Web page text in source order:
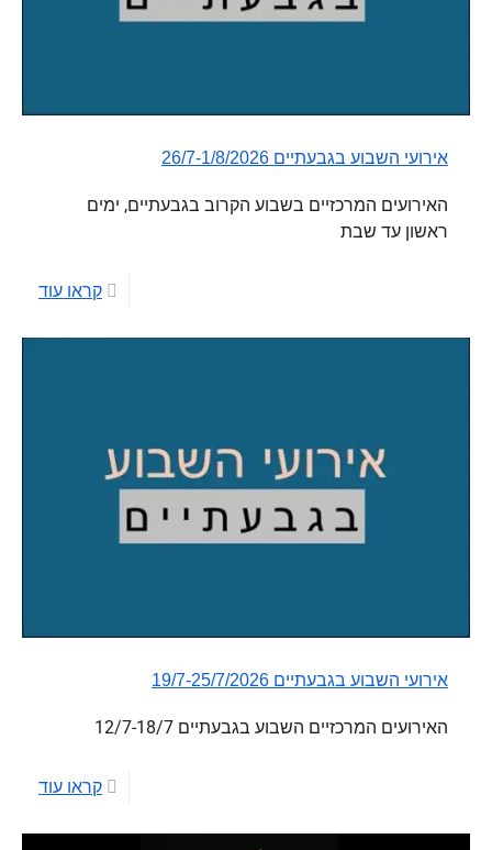
אירועי השבוע בגבעתיים 26/7-1/8/2026
האירועים המרכזיים בשבוע הקרוב בגבעתיים, ימים
ראשון עד שבת
קראו עוד
אירועי השבוע בגבעתיים 19/7-25/7/2026
האירועים המרכזיים השבוע בגבעתיים 12/7-18/7
קראו עוד